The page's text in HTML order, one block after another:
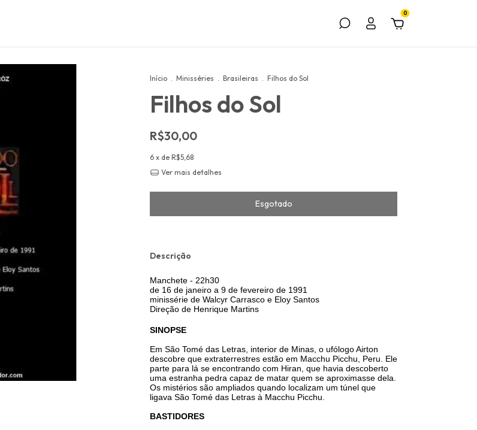
0
Início . Minisséries . Brasileiras . Filhos do Sol
Filhos do Sol
R$30,00
6 x de R$5,68
Ver mais detalhes
Descrição
Manchete - 22h30
de 16 de janeiro a 9 de fevereiro de 1991
minissérie de Walcyr Carrasco e Eloy Santos
Direção de Henrique Martins
SINOPSE
Em São Tomé das Letras, interior de Minas, o ufólogo Airton
descobre que extraterrestres estão em Macchu Picchu, Peru. Ele
parte para lá se encontrando com Hiran, que havia descoberto
uma estranha pedra capaz de matar quem se aproximasse dela.
Os mistérios são ampliados quando localizam um túnel que
ligava São Tomé das Letras à Macchu Picchu.
BASTIDORES